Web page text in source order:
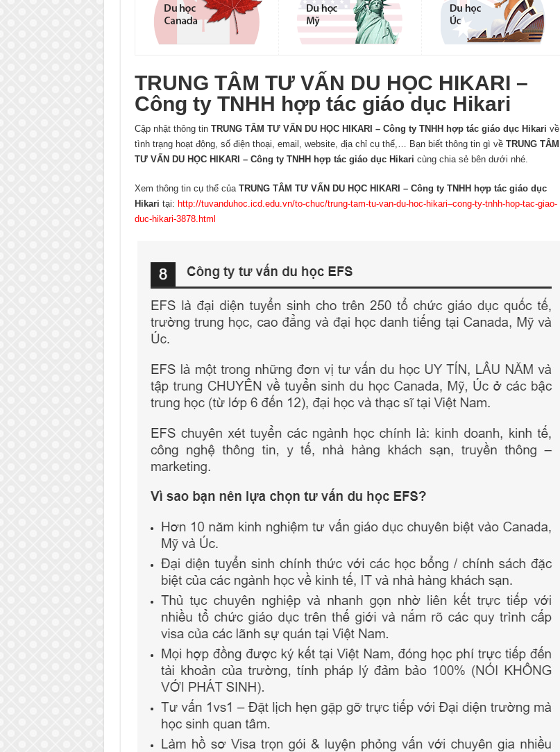
TRUNG TÂM TƯ VẤN DU HỌC HIKARI –
Công ty TNHH hợp tác giáo dục Hikari
Cập nhật thông tin TRUNG TÂM TƯ VẤN DU HỌC HIKARI – Công ty TNHH hợp tác giáo dục Hikari về
tình trạng hoạt động, số điện thoại, email, website, địa chỉ cụ thể,… Bạn biết thông tin gì về TRUNG TÂM
TƯ VẤN DU HỌC HIKARI – Công ty TNHH hợp tác giáo dục Hikari cùng chia sẻ bên dưới nhé.
Xem thông tin cụ thể của TRUNG TÂM TƯ VẤN DU HỌC HIKARI – Công ty TNHH hợp tác giáo dục
Hikari tại: http://tuvanduhoc.icd.edu.vn/to-chuc/trung-tam-tu-van-du-hoc-hikari–cong-ty-tnhh-hop-tac-giao-
duc-hikari-3878.html